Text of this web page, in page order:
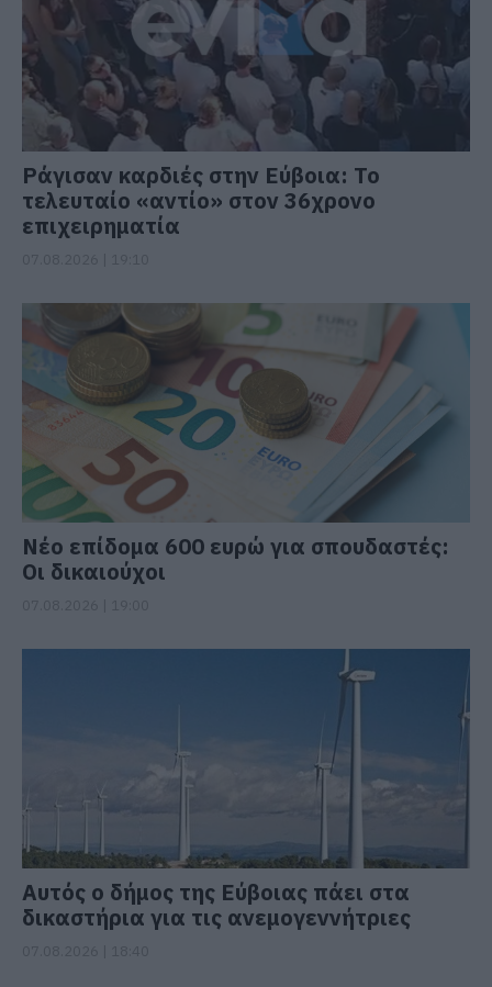
Ράγισαν καρδιές στην Εύβοια: Το
τελευταίο «αντίο» στον 36χρονο
επιχειρηματία
Νέο επίδομα 600 ευρώ για σπουδαστές:
Οι δικαιούχοι
Αυτός ο δήμος της Εύβοιας πάει στα
δικαστήρια για τις ανεμογεννήτριες